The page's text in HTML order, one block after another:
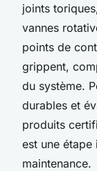
joints
vannes
points de
grippent,
du système.
durables et
produits
est une
maintenance.